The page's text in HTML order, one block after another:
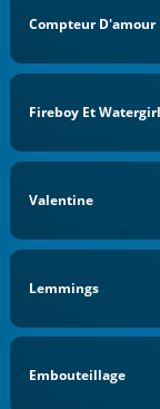
Compteur D'amour
Fireboy Et Watergirl
Valentine
Lemmings
Embouteillage